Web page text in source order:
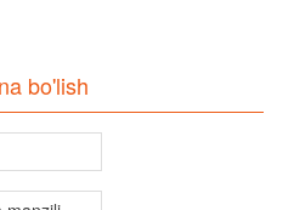
bo'lish